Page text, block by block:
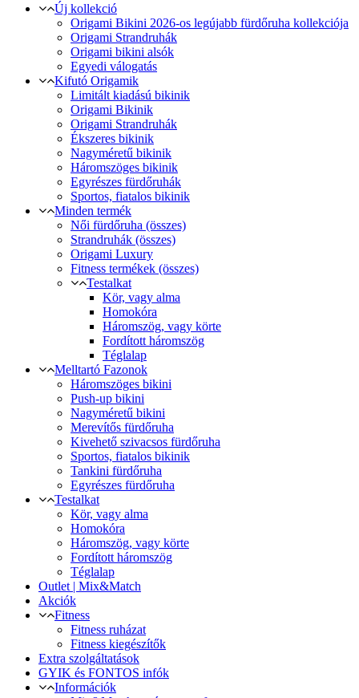
Új kollekció
Origami Bikini 2026-os legújabb fürdőruha kollekciója
Origami Strandruhák
Origami bikini alsók
Egyedi válogatás
Kifutó Origamik
Limitált kiadású bikinik
Origami Bikinik
Origami Strandruhák
Ékszeres bikinik
Nagyméretű bikinik
Háromszöges bikinik
Egyrészes fürdőruhák
Sportos, fiatalos bikinik
Minden termék
Női fürdőruha (összes)
Strandruhák (összes)
Origami Luxury
Fitness termékek (összes)
Testalkat
Kör, vagy alma
Homokóra
Háromszög, vagy körte
Fordított háromszög
Téglalap
Melltartó Fazonok
Háromszöges bikini
Push-up bikini
Nagyméretű bikini
Merevítős fürdőruha
Kivehető szivacsos fürdőruha
Sportos, fiatalos bikinik
Tankini fürdőruha
Egyrészes fürdőruha
Testalkat
Kör, vagy alma
Homokóra
Háromszög, vagy körte
Fordított háromszög
Téglalap
Outlet | Mix&Match
Akciók
Fitness
Fitness ruházat
Fitness kiegészítők
Extra szolgáltatások
GYIK és FONTOS infók
Információk